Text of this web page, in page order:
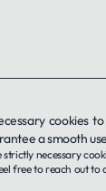
cookies
a smooth
necessary
free to reach out to